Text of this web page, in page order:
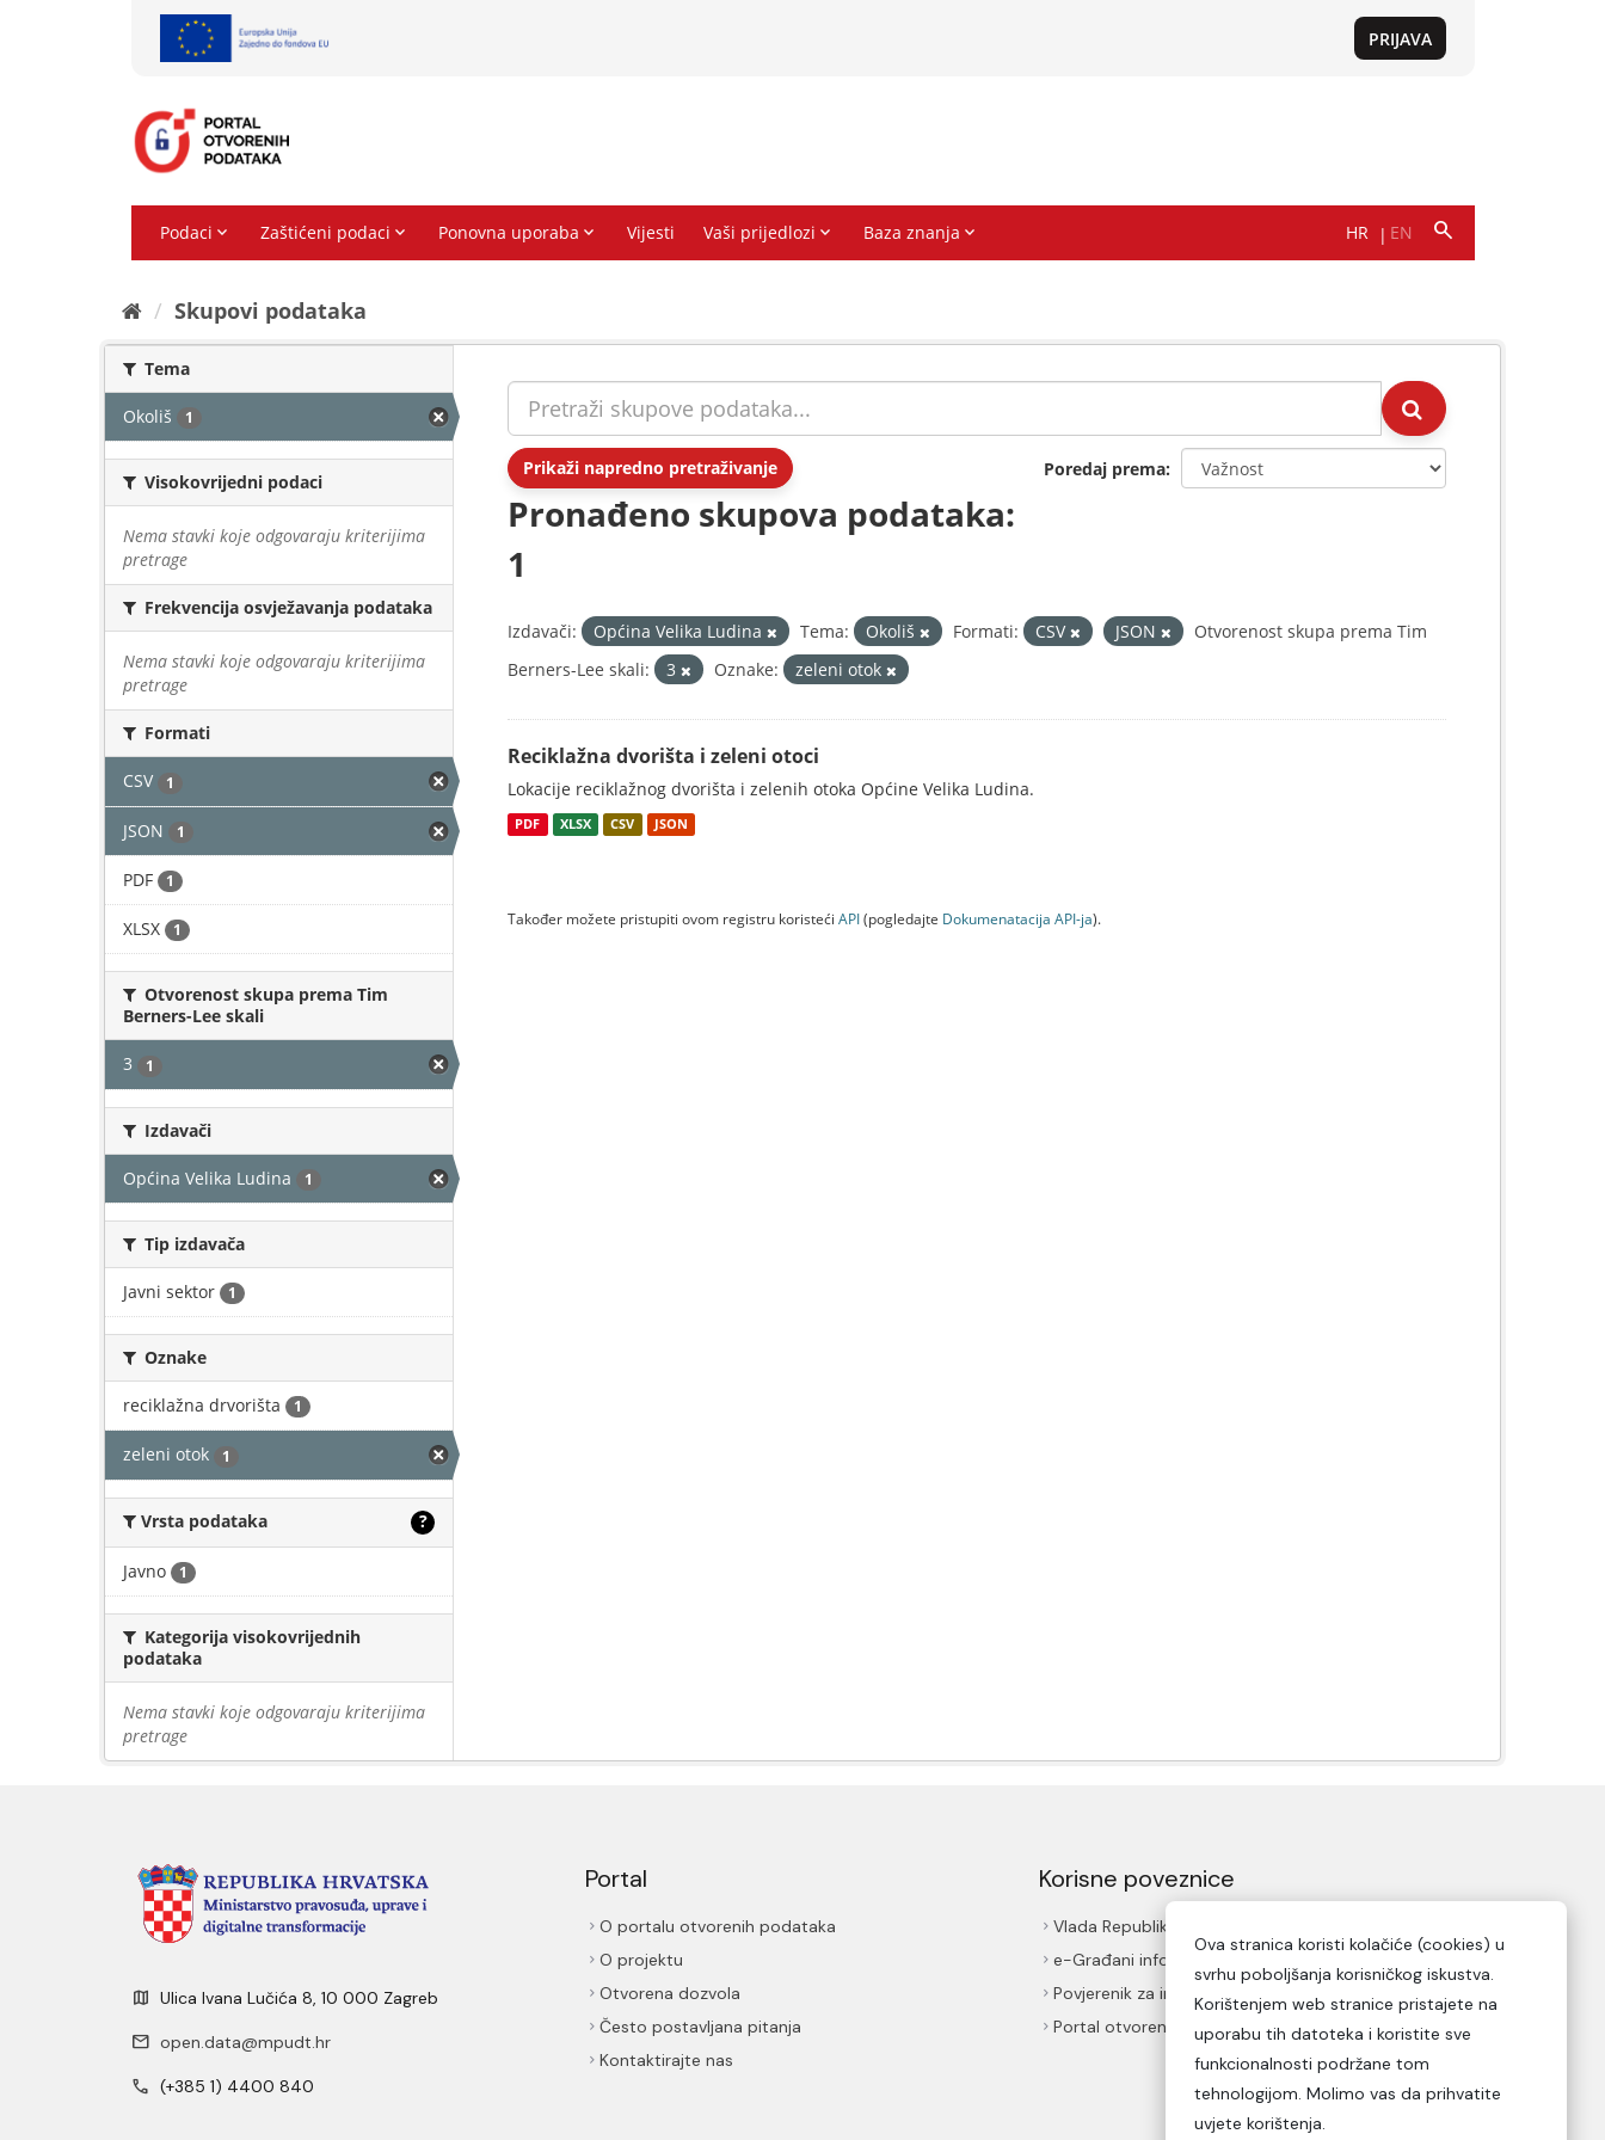
Skupovi podаtаkа
Tema
Okoliš 1
Visokovrijedni podaci
Nema stavki koje odgovaraju kriterijima
pretrage
Frekvencija osvježavanja podataka
Nema stavki koje odgovaraju kriterijima
pretrage
Formati
CSV 1
JSON 1
PDF 1
XLSX 1
Otvorenost skupa prema Tim
Berners-Lee skali
3 1
Izdavači
Općina Velika Ludina 1
Tip izdavača
Javni sektor 1
Oznake
reciklažna drvorišta 1
zeleni otok 1
Vrsta podataka ?
Javno 1
Kategorija visokovrijednih
podataka
Nema stavki koje odgovaraju kriterijima
pretrage
Prikaži napredno pretraživanje Poredaj prema
Pronađeno skupova podataka:
1
Izdavači: Općina Velika Ludina Tema: Okoliš Formati: CSV JSON
Otvorenost skupa prema Tim
Berners-Lee skali:
3 Oznake: zeleni otok
Reciklažna dvorišta i zeleni otoci
Lokacije reciklažnog dvorišta i zelenih otoka Općine Velika Ludina.
PDF XLSX CSV JSON
Također možete pristupiti ovom registru koristeći API(pogledajte Dokumenаtаcijа API-jа).